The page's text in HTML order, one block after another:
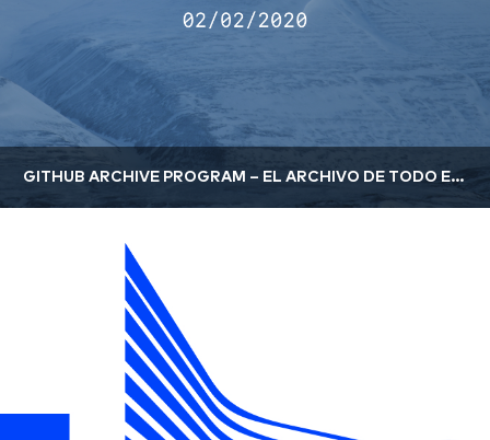
GITHUB ARCHIVE PROGRAM – EL ARCHIVO DE TODO EL SOFTWARE LIBRE PARA PRESEVERAR SU FUTURO.